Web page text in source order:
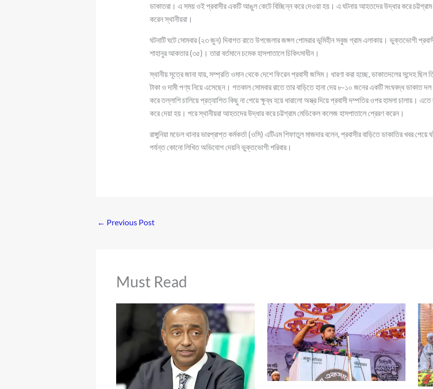
ডাকাতরা। এ সময় ওই প্রবাসীর একটি আঙুল কেটে বিচ্ছিন্ন করে দেওয়া হয়। এ ঘটনায় আহতদের উদ্ধার করে
করেন স্থানীয়রা।
ঘটনাটি ঘটে সোমবার (২৩ জুন) দিবাগত রাতে উপজেলার জঙ্গল পোমরার ভূমিহীন সবুজ গ্রাম এলাকায়। ভুক্তভোগী
শাহানুর আকতার (৩৫)। তারা বর্তমানে চমেক হাসপাতালে চিকিৎসাধীন।
স্থানীয় সূত্রে জানা যায়, সম্প্রতি ওমান থেকে দেশে ফিরেন প্রবাসী জসিম। ধারণা করা হচ্ছে, ডাকাতদলের সন্দেহ ছিল
টাকা ও দামী পণ্য নিয়ে এসেছেন। গতকাল সোমবার রাতে তার বাড়িতে হানা দেয় ৮-১০ জনের একটি সংঘবদ্ধ ডাকাত
করে তল্লাশি চালিয়ে প্রত্যাশিত কিছু না পেয়ে ক্ষুব্ধ হয়ে ধারালো অস্ত্র দিয়ে প্রবাসী দম্পতির ওপর হামলা চালায়।
করে দেয়া হয়। পরে স্থানীয়রা আহতদের উদ্ধার করে চট্টগ্রাম মেডিকেল কলেজ হাসপাতালে প্রেরণ করেন।
রাঙ্গুনিয়া মডেল থানার ভারপ্রাপ্ত কর্মকর্তা (ওসি) এটিএম শিফাতুল মাজদার বলেন, প্রবাসীর বাড়িতে ডাকাতির খবর
পর্যন্ত কোনো লিখিত অভিযোগ দেয়নি ভুক্তভোগী পরিবার।
← Previous Post
Must Read